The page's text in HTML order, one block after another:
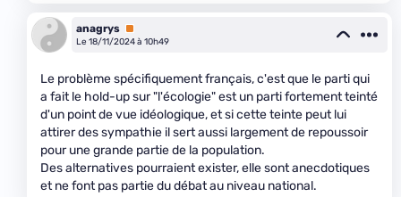
anagrys Premium
Le 18/11/2024 à 10h49
Le problème spécifiquement français, c'est que le parti qui
a fait le hold-up sur "l'écologie" est un parti fortement teinté
d'un point de vue idéologique, et si cette teinte peut lui
attirer des sympathie il sert aussi largement de repoussoir
pour une grande partie de la population.
Des alternatives pourraient exister, elle sont anecdotiques
et ne font pas partie du débat au niveau national.